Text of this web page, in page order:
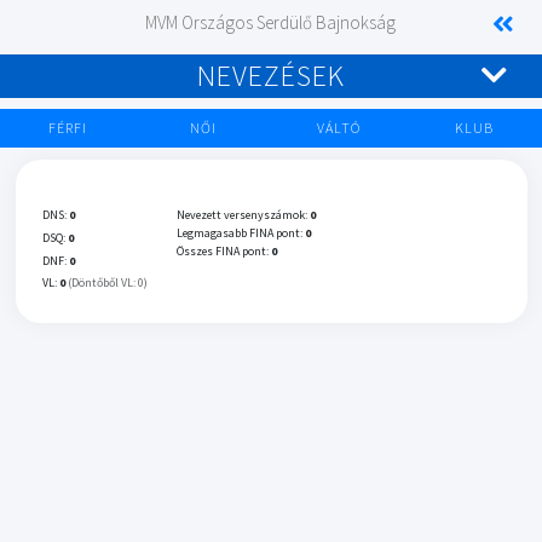
MVM Országos Serdülő Bajnokság
NEVEZÉSEK
FÉRFI NŐI VÁLTÓ KLUB
DNS: 0
DSQ: 0
DNF: 0
VL: 0 (Döntőből VL: 0)
Nevezett versenyszámok: 0
Legmagasabb FINA pont: 0
Összes FINA pont: 0